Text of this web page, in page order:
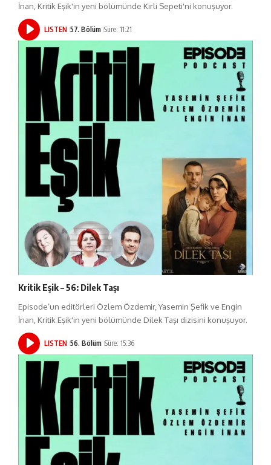
İnan, Kritik Eşik'in yeni bölümünde Kirli Sepeti'ni konuşuyor.
LISTEN 57. Bölüm Süre: 11:21
Kritik Eşik – 56: Dilek Taşı
Episode’un editörleri Özlem Özdemir, Yasemin Şefik ve Engin
İnan, Kritik Eşik'in yeni bölümünde Dilek Taşı dizisini konuşuyor.
LISTEN 56. Bölüm Süre: 15:36